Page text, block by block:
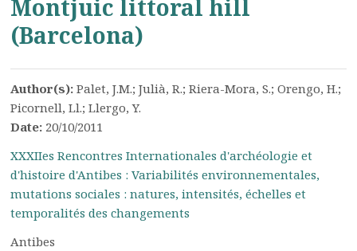
Montjuic littoral hill
(Barcelona)
Author(s):Palet, J.M.; Julià, R.; Riera-Mora, S.; Orengo, H.;
Picornell, Ll.; Llergo, Y.
Date: 20/10/2011
XXXIIes Rencontres Internationales d'archéologie et
d'histoire d'Antibes : Variabilités environnementales,
mutations sociales : natures, intensités, échelles et
temporalités des changements
Antibes